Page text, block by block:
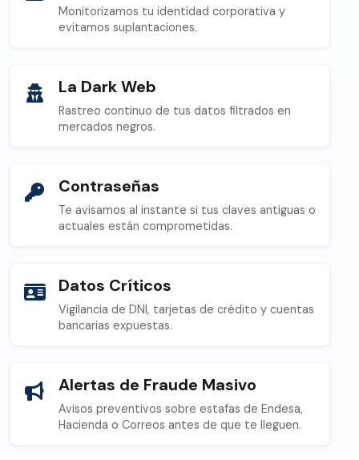
Monitorizamos tu identidad corporativa y
evitamos suplantaciones.
La Dark Web
Rastreo continuo de tus datos filtrados en
mercados negros.
Contraseñas
Te avisamos al instante si tus claves antiguas o
actuales están comprometidas.
Datos Críticos
Vigilancia de DNI, tarjetas de crédito y cuentas
bancarias expuestas.
Alertas de Fraude Masivo
Avisos preventivos sobre estafas de Endesa,
Hacienda o Correos antes de que te lleguen.